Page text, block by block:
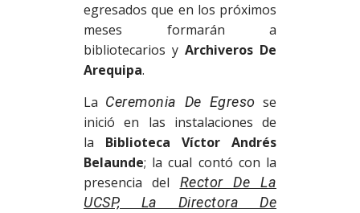
egresados que en los próximos
meses formarán a
bibliotecarios y Archiveros De
Arequipa.
La Ceremonia De Egreso se
inició en las instalaciones de
la Biblioteca Víctor Andrés
Belaunde; la cual contó con la
presencia del Rector De La
UCSP, La Directora De